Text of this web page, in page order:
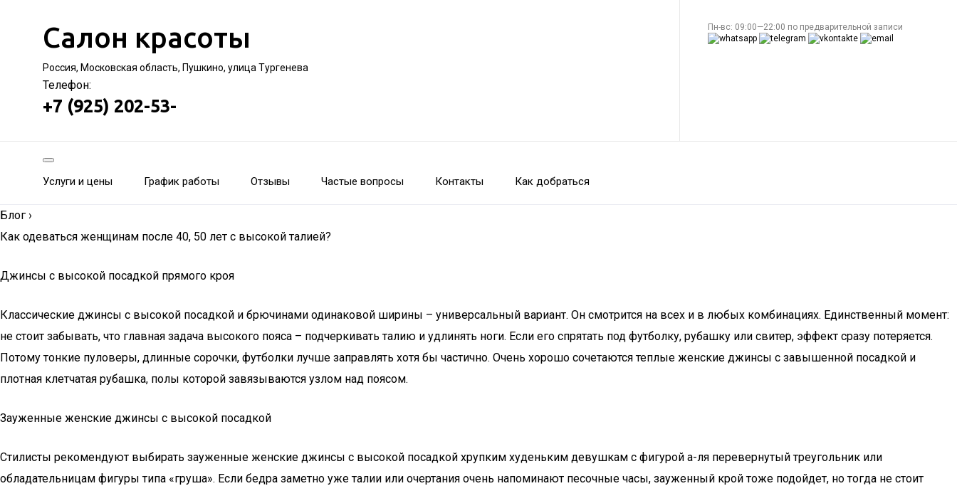
Салон красоты
Россия, Московская область, Пушкино, улица Тургенева
Телефон:
+7 (925) 202-53-
Пн-вс: 09:00—22:00 по предварительной записи
Услуги и цены График работы Отзывы Частые вопросы Контакты Как добраться
Блог ›
Как одеваться женщинам после 40, 50 лет с высокой талией?
Джинсы с высокой посадкой прямого кроя
Классические джинсы с высокой посадкой и брючинами одинаковой ширины – универсальный вариант. Он смотрится на всех и в любых комбинациях. Единственный момент:
не стоит забывать, что главная задача высокого пояса – подчеркивать талию и удлинять ноги. Если его спрятать под футболку, рубашку или свитер, эффект сразу потеряется.
Потому тонкие пуловеры, длинные сорочки, футболки лучше заправлять хотя бы частично. Очень хорошо сочетаются теплые женские джинсы с завышенной посадкой и
плотная клетчатая рубашка, полы которой завязываются узлом над поясом.
Зауженные женские джинсы с высокой посадкой
Стилисты рекомендуют выбирать зауженные женские джинсы с высокой посадкой хрупким худеньким девушкам с фигурой а-ля перевернутый треугольник или
обладательницам фигуры типа «груша». Если бедра заметно уже талии или очертания очень напоминают песочные часы, зауженный крой тоже подойдет, но тогда не стоит